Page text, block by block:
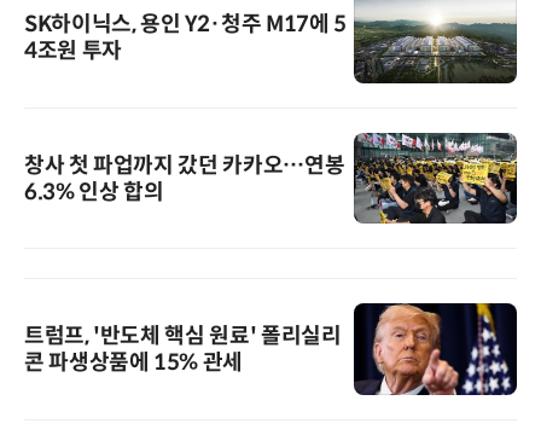
SK하이닉스, 용인 Y2·청주 M17에 5
4조원 투자
창사 첫 파업까지 갔던 카카오…연봉
6.3% 인상 합의
트럼프, '반도체 핵심 원료' 폴리실리
콘 파생상품에 15% 관세